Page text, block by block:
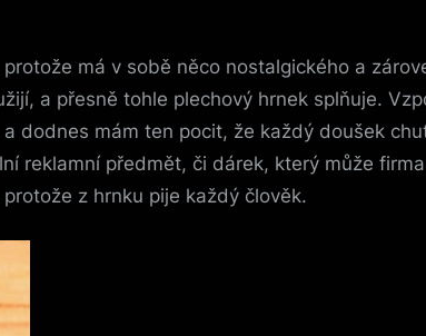
má v sobě něco nostalgického a
a přesně tohle plechový hrnek splňuje.
dodnes mám ten pocit, že každý doušek
reklamní předmět, či dárek, který může
z hrnku pije každý člověk.